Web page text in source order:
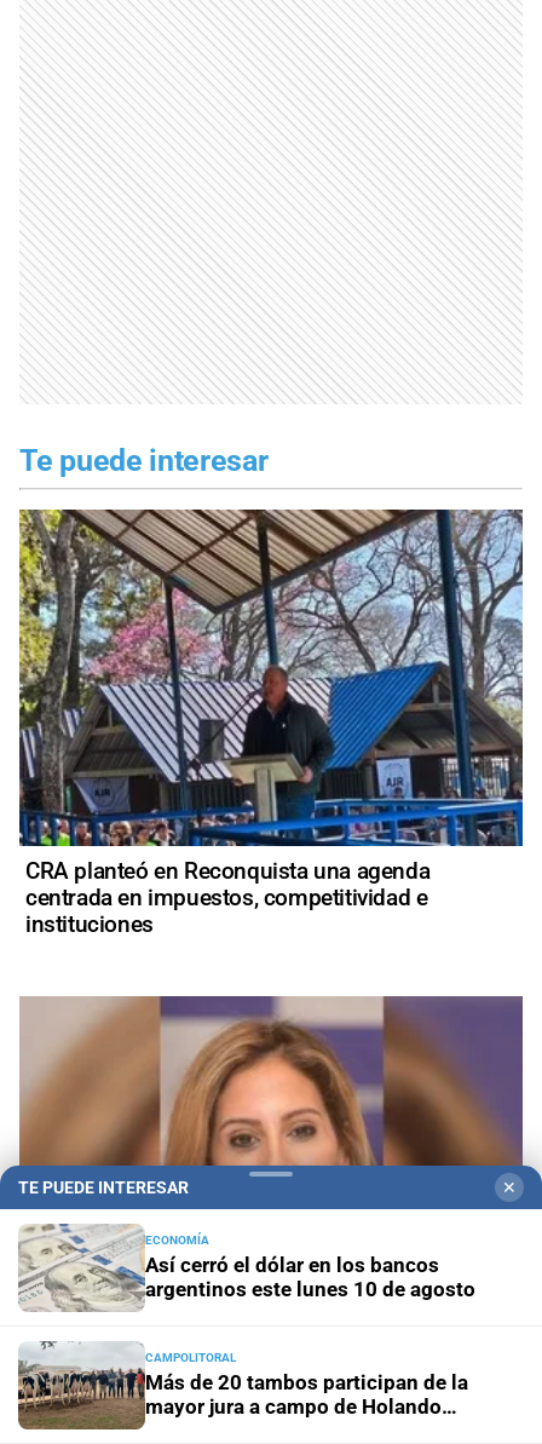
Te puede interesar
CRA planteó en Reconquista una agenda
centrada en impuestos, competitividad e
instituciones
Romina Diez resaltó los cambios logrados por
Milei: “Tiene que ser reelecto para terminar lo
que empezamos”
TE PUEDE INTERESAR ✕
ECONOMÍA
Así cerró el dólar en los bancos
argentinos este lunes 10 de agosto
CAMPOLITORAL
Más de 20 tambos participan de la
mayor jura a campo de Holando